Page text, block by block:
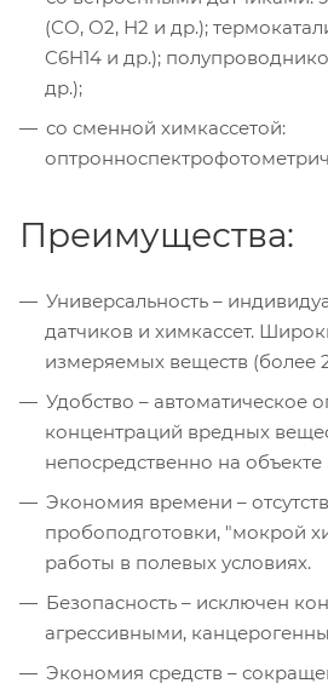
(СО, О2, Н2 и др.);
C6H14 и др.);
др.);
со сменной химкассетой:
Преимущества:
Универсальность –
датчиков и химкассет.
измеряемых веществ (более
Удобство – автоматическое
концентраций вредных
непосредственно на
Экономия времени –
пробоподготовки, "мокрой
работы в полевых условиях.
Безопасность – исключен
агрессивными,
Экономия средств –